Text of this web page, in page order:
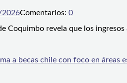
Comentarios: 0
Coquimbo revela que los